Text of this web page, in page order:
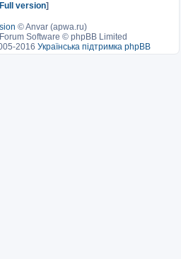
Full version]
©Anvar (apwa.ru)
Software © phpBB Limited
2016 Українська підтримка phpBB